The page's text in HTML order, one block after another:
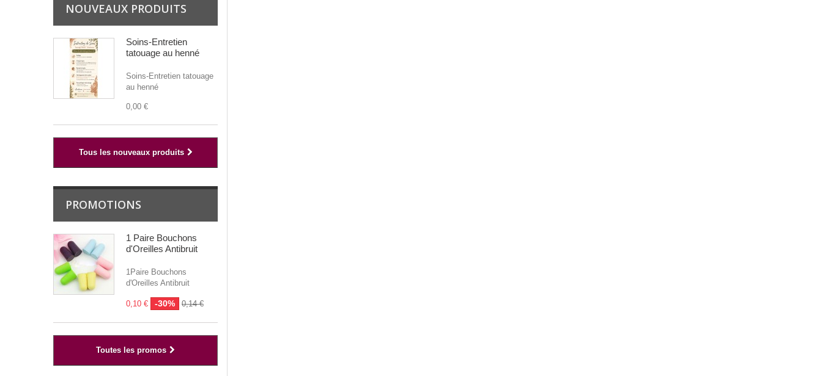
NOUVEAUX PRODUITS
Soins-Entretien
tatouage au henné
Soins-Entretien tatouage
au henné
0,00 €
Tous les nouveaux produits
PROMOTIONS
1 Paire Bouchons
d'Oreilles Antibruit
1Paire Bouchons
d'Oreilles Antibruit
0,10 € -30% 0,14 €
Toutes les promos